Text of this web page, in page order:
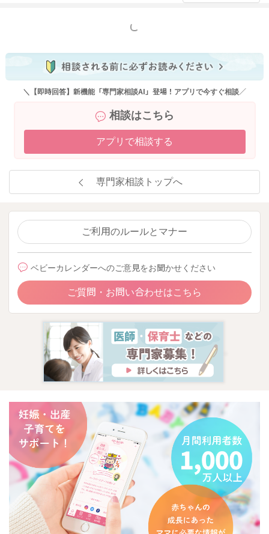
もっと見る
＼【即時回答】新機能「専門家相談AI」登場！アプリで今すぐ相談／
相談はこちら
アプリで相談する
専門家相談トップへ
ご利用のルールとマナー
ベビーカレンダーへのご意見をお聞かせください
ご質問・お問い合わせはこちら